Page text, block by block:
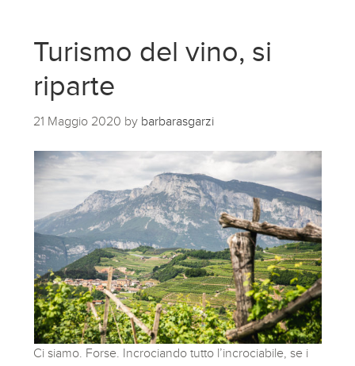
Turismo del vino, si
riparte
21 Maggio 2020 by barbarasgarzi
Ci siamo. Forse. Incrociando tutto l’incrociabile, se i